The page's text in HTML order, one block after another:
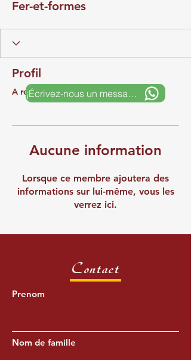
¡Écrivez-nous un message!
Fer-et-formes
Profil
A rejoint le groupe le : 15 juin 2025
Aucune information
Lorsque ce membre ajoutera des
informations sur lui-même, vous les
verrez ici.
Contact
Prenom
Nom de famille